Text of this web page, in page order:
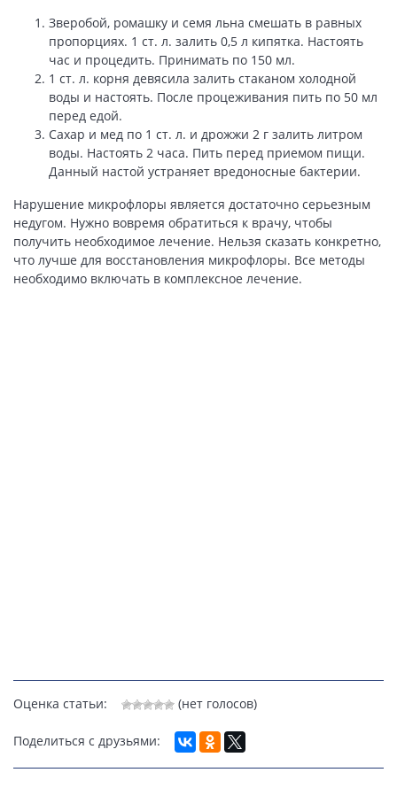
Зверобой, ромашку и семя льна смешать в равных
пропорциях. 1 ст. л. залить 0,5 л кипятка. Настоять
час и процедить. Принимать по 150 мл.
1 ст. л. корня девясила залить стаканом холодной
воды и настоять. После процеживания пить по 50 мл
перед едой.
Сахар и мед по 1 ст. л. и дрожжи 2 г залить литром
воды. Настоять 2 часа. Пить перед приемом пищи.
Данный настой устраняет вредоносные бактерии.
Нарушение микрофлоры является достаточно серьезным
недугом. Нужно вовремя обратиться к врачу, чтобы
получить необходимое лечение. Нельзя сказать конкретно,
что лучше для восстановления микрофлоры. Все методы
необходимо включать в комплексное лечение.
Оценка статьи: (нет голосов)
Поделиться с друзьями: